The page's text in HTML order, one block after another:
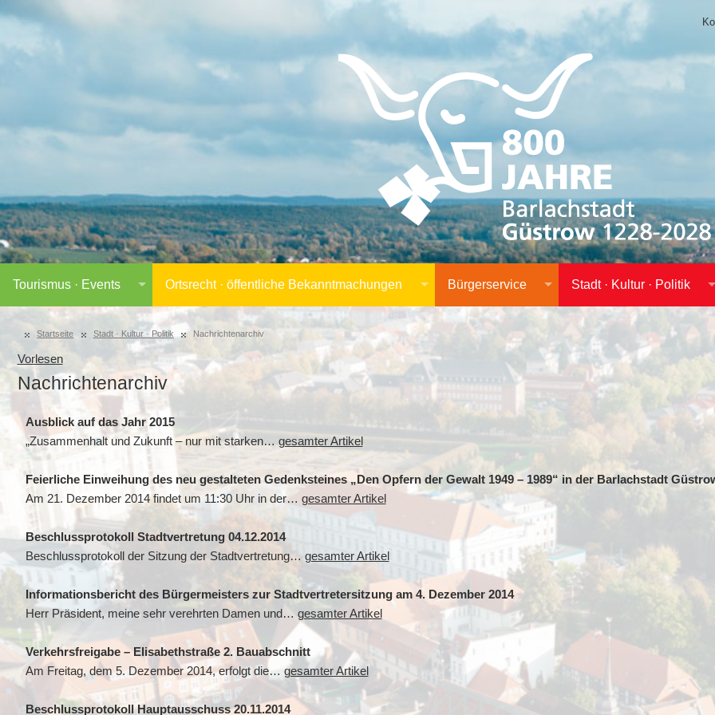
Tourismus · Events Ortsrecht · öffentliche Bekanntmachungen Bürgerservice Stadt · Kultur · Politik
Startseite Stadt · Kultur · Politik Nachrichtenarchiv
Vorlesen
Nachrichtenarchiv
Ausblick auf das Jahr 2015
„Zusammenhalt und Zukunft – nur mit starken… gesamter Artikel
Feierliche Einweihung des neu gestalteten Gedenksteines „Den Opfern der Gewalt 1949 – 1989“ in der Barlachstadt
Am 21. Dezember 2014 findet um 11:30 Uhr in der… gesamter Artikel
Beschlussprotokoll Stadtvertretung 04.12.2014
Beschlussprotokoll der Sitzung der Stadtvertretung… gesamter Artikel
Informationsbericht des Bürgermeisters zur Stadtvertretersitzung am 4. Dezember 2014
Herr Präsident, meine sehr verehrten Damen und…gesamter Artikel
Verkehrsfreigabe – Elisabethstraße 2. Bauabschnitt
Am Freitag, dem 5. Dezember 2014, erfolgt die… gesamter Artikel
Beschlussprotokoll Hauptausschuss 20.11.2014